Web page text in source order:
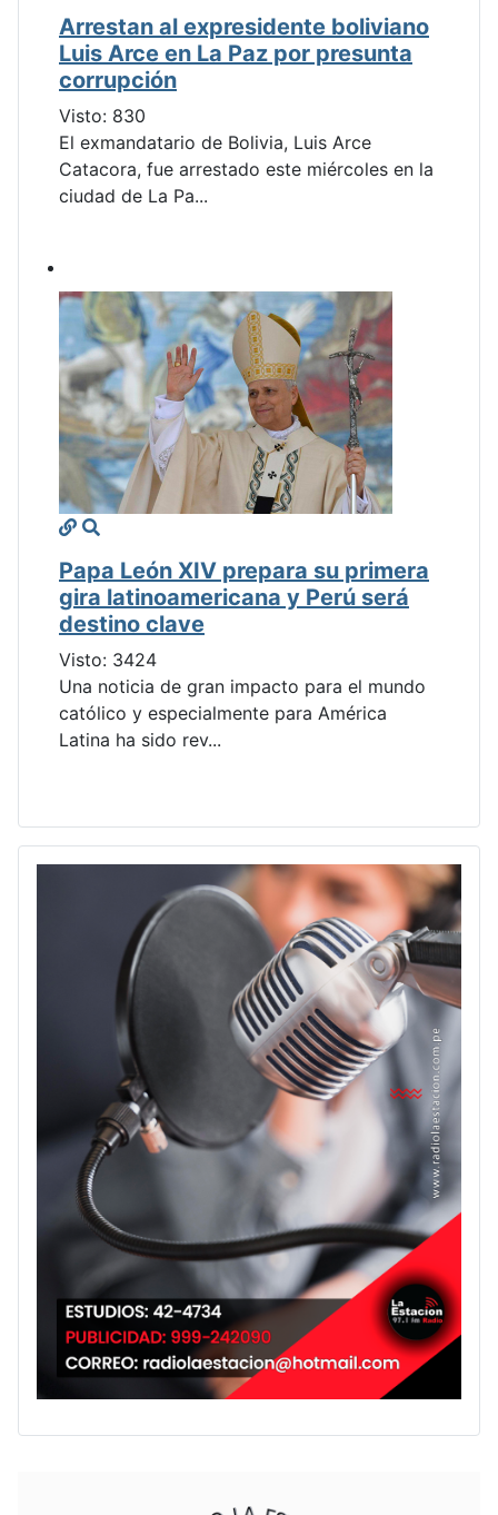
Arrestan al expresidente boliviano
Luis Arce en La Paz por presunta
corrupción
Visto: 830
El exmandatario de Bolivia, Luis Arce
Catacora, fue arrestado este miércoles en la
ciudad de La Pa...
Papa León XIV prepara su primera
gira latinoamericana y Perú será
destino clave
Visto: 3424
Una noticia de gran impacto para el mundo
católico y especialmente para América
Latina ha sido rev...